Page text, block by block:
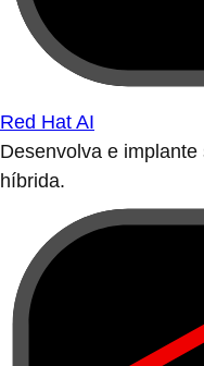
Red Hat AI
Desenvolva e
híbrida.